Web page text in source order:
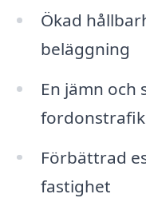
Ökad
beläggning
En jämn och
fordonstrafik
Förbättrad
fastighet